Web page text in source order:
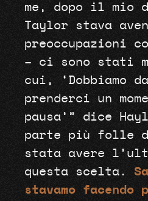
me, dopo il mio
Taylor stava
preoccupazioni
– ci sono stati
cui, ‘Dobbiamo
prenderci un
pausa’” dice
parte più folle
stata avere
questa scelta.
stavamo facendo